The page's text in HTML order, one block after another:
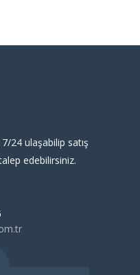
24 ulaşabilip satış
edebilirsiniz.